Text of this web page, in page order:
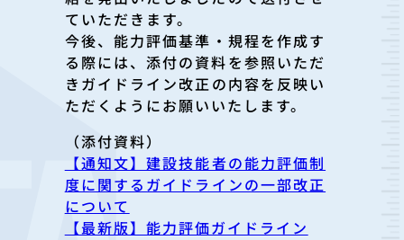
ていただきます。
今後、能力評価基準・規程を作成す
る際には、添付の資料を参照いただ
きガイドライン改正の内容を反映い
ただくようにお願いいたし ます。
（添付資料）
【通知文】建設技能者の能力評価制
度に関するガイドラインの一部改正
について
【最新版】能力評価ガイドライン